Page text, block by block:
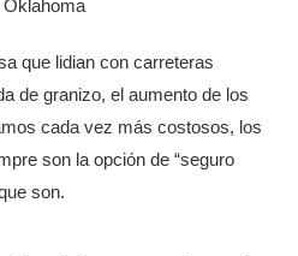
Oklahoma
que lidian con carreteras
de granizo, el aumento de los
cada vez más costosos, los
son la opción de “seguro
son.